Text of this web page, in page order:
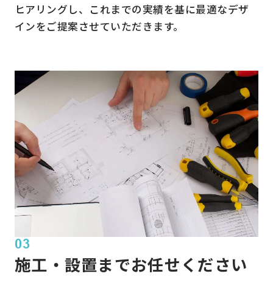
ヒアリングし、これまでの実績を基に最適なデザ
インをご提案させていただきます。
03
施工・設置までお任せください